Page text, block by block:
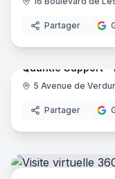
Partager
Quantic Support -
5 Avenue de
Partager